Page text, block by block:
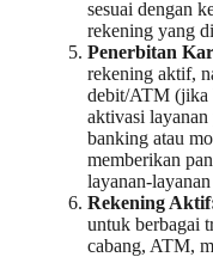
sesuai dengan
rekening yang
Penerbitan
rekening aktif,
debit/ATM (jika
aktivasi
banking atau
memberikan
layanan-
Rekening
untuk berbagai
cabang, ATM,